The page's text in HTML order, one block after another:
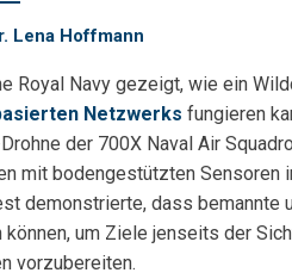
Lena Hoffmann
Royal Navy gezeigt, wie ein
Netzwerks fungieren
der 700X Naval Air
mit bodengestützten Sensoren
demonstrierte, dass bemannte
um Ziele jenseits der
vorzubereiten.